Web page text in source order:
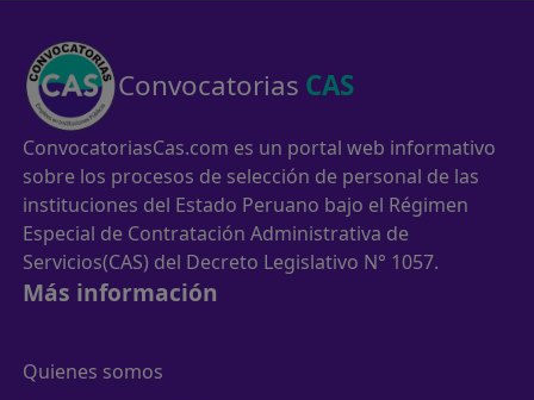
Convocatorias CAS
ConvocatoriasCas.com es un portal web informativo
sobre los procesos de selección de personal de las
instituciones del Estado Peruano bajo el Régimen
Especial de Contratación Administrativa de
Servicios(CAS) del Decreto Legislativo N° 1057.
Más información
Quienes somos